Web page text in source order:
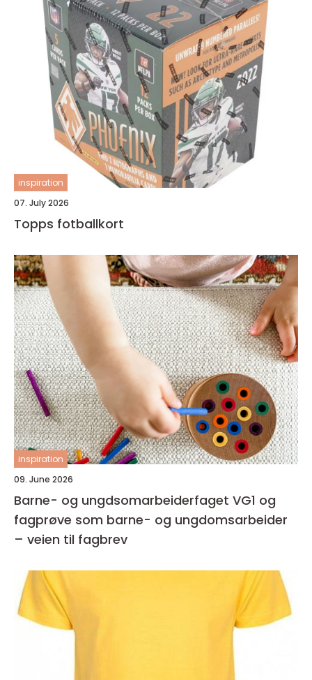
inspiration
07. July 2026
Topps fotballkort
inspiration
09. June 2026
Barne- og ungdsomarbeiderfaget VG1 og
fagprøve som barne- og ungdomsarbeider
– veien til fagbrev